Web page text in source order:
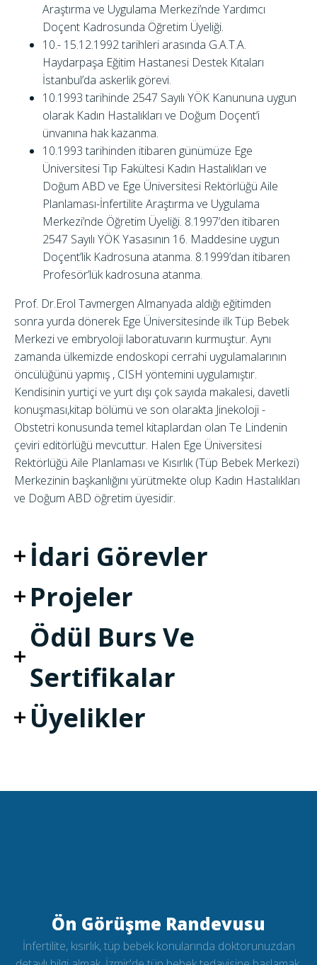
Araştırma ve Uygulama Merkezi’nde Yardımcı
Doçent Kadrosunda Öğretim Üyeliği.
10.- 15.12.1992 tarihleri arasında G.A.T.A.
Haydarpaşa Eğitim Hastanesi Destek Kıtaları
İstanbul’da askerlik görevi.
10.1993 tarihinde 2547 Sayılı YÖK Kanununa uygun
olarak Kadın Hastalıkları ve Doğum Doçent’i
ünvanına hak kazanma.
10.1993 tarihinden itibaren günümüze Ege
Üniversitesi Tıp Fakültesi Kadın Hastalıkları ve
Doğum ABD ve Ege Üniversitesi Rektörlüğü Aile
Planlaması-İnfertilite Araştırma ve Uygulama
Merkezi’nde Öğretim Üyeliği. 8.1997’den itibaren
2547 Sayılı YÖK Yasasının 16. Maddesine uygun
Doçent’lik Kadrosuna atanma. 8.1999’dan itibaren
Profesör’lük kadrosuna atanma.
Prof. Dr.Erol Tavmergen Almanyada aldığı eğitimden
sonra yurda dönerek Ege Üniversitesinde ilk Tüp Bebek
Merkezi ve embryoloji laboratuvarın kurmuştur. Aynı
zamanda ülkemizde endoskopi cerrahi uygulamalarının
öncülüğünü yapmış , CISH yöntemini uygulamıştır.
Kendisinin yurtiçi ve yurt dışı çok sayıda makalesi, davetli
konuşması,kitap bölümü ve son olarakta Jinekoloji -
Obstetri konusunda temel kitaplardan olan Te Lindenin
çeviri editörlüğü mevcuttur. Halen Ege Üniversitesi
Rektörlüğü Aile Planlaması ve Kısırlık (Tüp Bebek Merkezi)
Merkezinin başkanlığını yürütmekte olup Kadın Hastalıkları
ve Doğum ABD öğretim üyesidir.
İdari Görevler
Projeler
Ödül Burs Ve
Sertifikalar
Üyelikler
Ön Görüşme Randevusu
İnfertilite, kısırlık, tüp bebek konularında doktorunuzdan